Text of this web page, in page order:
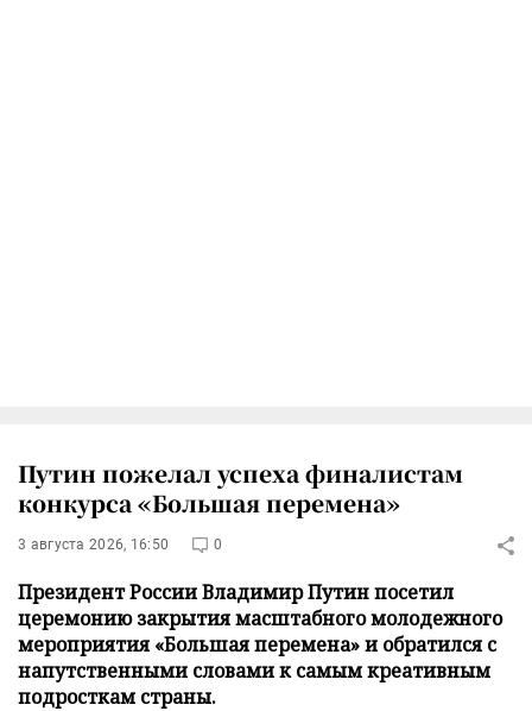
Путин пожелал успеха финалистам
конкурса «Большая перемена»
3 августа 2026, 16:50 0
Президент России Владимир Путин посетил
церемонию закрытия масштабного молодежного
мероприятия «Большая перемена» и обратился с
напутственными словами к самым креативным
подросткам страны.